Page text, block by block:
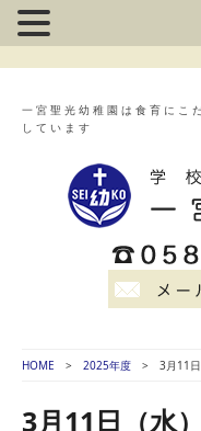
一宮聖光幼稚園は食育にこ
しています
HOME 2025年度 3月11
3月11日（水